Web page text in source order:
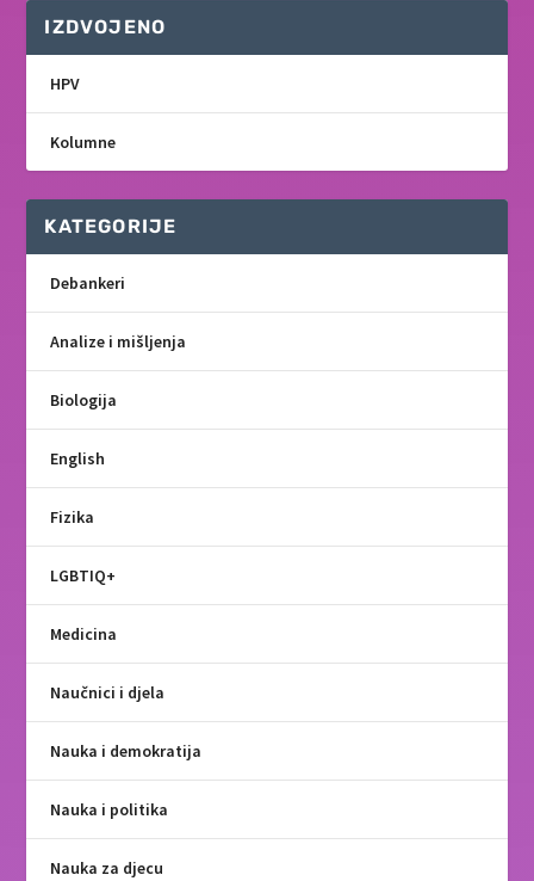
IZDVOJENO
HPV
Kolumne
KATEGORIJE
Debankeri
Analize i mišljenja
Biologija
English
Fizika
LGBTIQ+
Medicina
Naučnici i djela
Nauka i demokratija
Nauka i politika
Nauka za djecu